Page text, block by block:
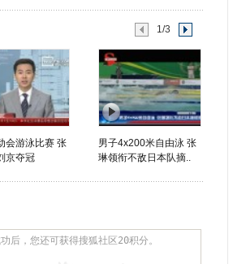
1/3
会游泳比赛 张
京夺冠
男子4x200米自由泳 张
琳领衔不敌日本队摘..